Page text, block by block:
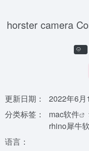
horster camera
更新日期：
2022年6月
分类标签：
mac软件
rhino犀牛
语言：